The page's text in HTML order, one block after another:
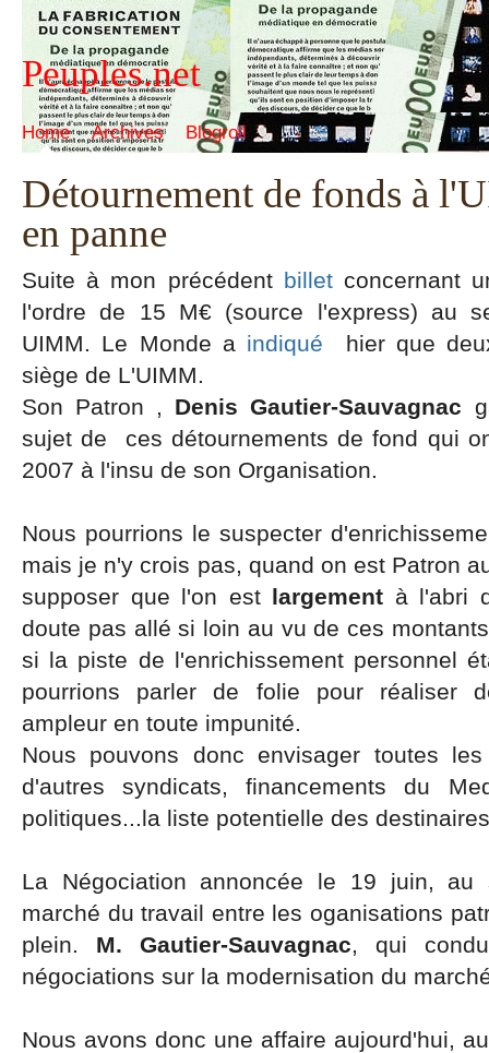
Peuples.net
Home Archives Blogroll
Détournement de fonds à
en panne
Suite à mon précédent billetconcernant
l'ordre de 15 M€ (source l'express) au
UIMM. Le Monde a indiqué
hier que
siège de L'UIMM.
Son Patron , Denis Gautier-Sauvagnac
sujet de ces détournements de fond qui
2007 à l'insu de son Organisation.
Nous pourrions le suspecter
mais je n'y crois pas, quand on est Patron
supposer que l'on est largement à l'abri
doute pas allé si loin au vu de ces
si la piste de l'enrichissement personnel
pourrions parler de folie pour réaliser
ampleur en toute impunité.
Nous pouvons donc envisager toutes
d'autres syndicats, financements du
politiques...la liste potentielle des
La Négociation annoncée le 19 juin,
marché du travail entre les oganisations
plein. M. Gautier-Sauvagnac, qui
négociations sur la modernisation du
Nous avons donc une affaire aujourd'hui,